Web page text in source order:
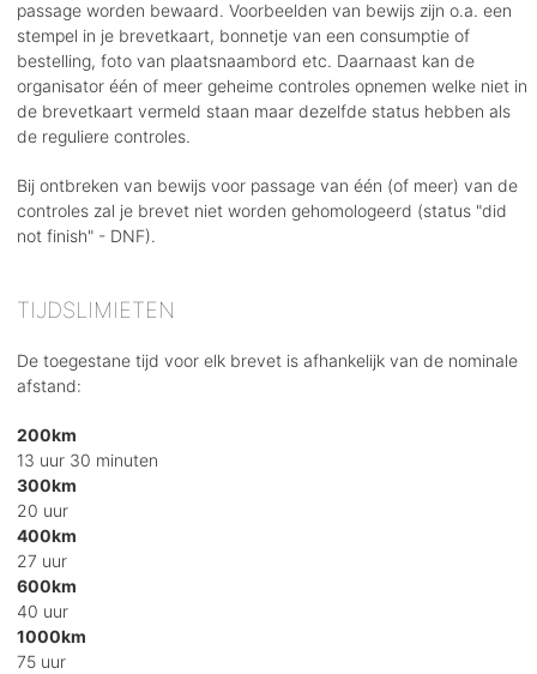
passage worden bewaard. Voorbeelden van bewijs zijn o.a. een
stempel in je brevetkaart, bonnetje van een consumptie of
bestelling, foto van plaatsnaambord etc. Daarnaast kan de
organisator één of meer geheime controles opnemen welke niet in
de brevetkaart vermeld staan maar dezelfde status hebben als
de reguliere controles.
Bij ontbreken van bewijs voor passage van één (of meer) van de
controles zal je brevet niet worden gehomologeerd (status "did
not finish" - DNF).
TIJDSLIMIETEN
De toegestane tijd voor elk brevet is afhankelijk van de nominale
afstand:
200km
13 uur 30 minuten
300km
20 uur
400km
27 uur
600km
40 uur
1000km
75 uur